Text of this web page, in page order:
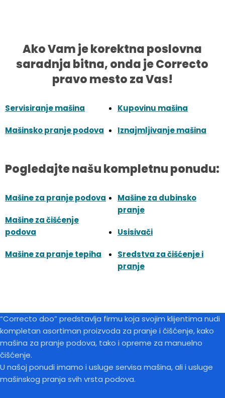
Ako Vam je korektna poslovna
saradnja bitna, onda je Correcto
pravo mesto za Vas!
Servisiranje mašina
Mašinsko pranje podova
Kupovinu mašina
Iznajmljivanje mašina
Pogledajte našu kompletnu ponudu:
Mašine za pranje podova
Mašine za čišćenje
podova
Mašine za pranje tepiha
Mašine za dubinsko
pranje
Usisivači
Sredstva za čišćenje i
pranje
“Correcto doo” predstavlja firmu koja svojim klijentima nudi
kompletan asortiman proizvoda za pranje i čišćenje, kako
mašina za pranje podova, tako i opreme za manuelno
čišćenje.
U našoj ponudi imamo i usluge servisa mašina, ali i usluge
mašinskog pranja svih vrsta podova.